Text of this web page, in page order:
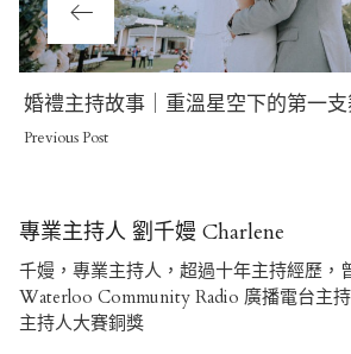
Previous
Post
婚禮主持故事｜重溫星空下的第一
Previous Post
專業主持人 劉千嫚 Charlene
千嫚，專業主持人，超過十年主持經歷，
Waterloo Community Radio 廣播電台主
主持人大賽銅獎